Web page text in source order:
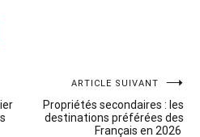
ARTICLE SUIVANT
Propriétés secondaires : les
destinations préférées des
Français en 2026